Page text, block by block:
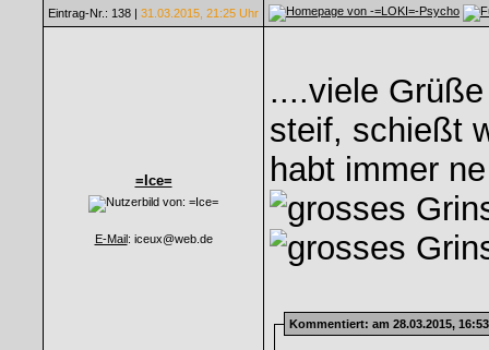
Eintrag-Nr.: 138 | 31.03.2015, 21:25 Uhr
=Ice=
E-Mail: iceux@web.de
....viele
steif, schießt
habt immer
Kommentiert: am 28.03.2015,